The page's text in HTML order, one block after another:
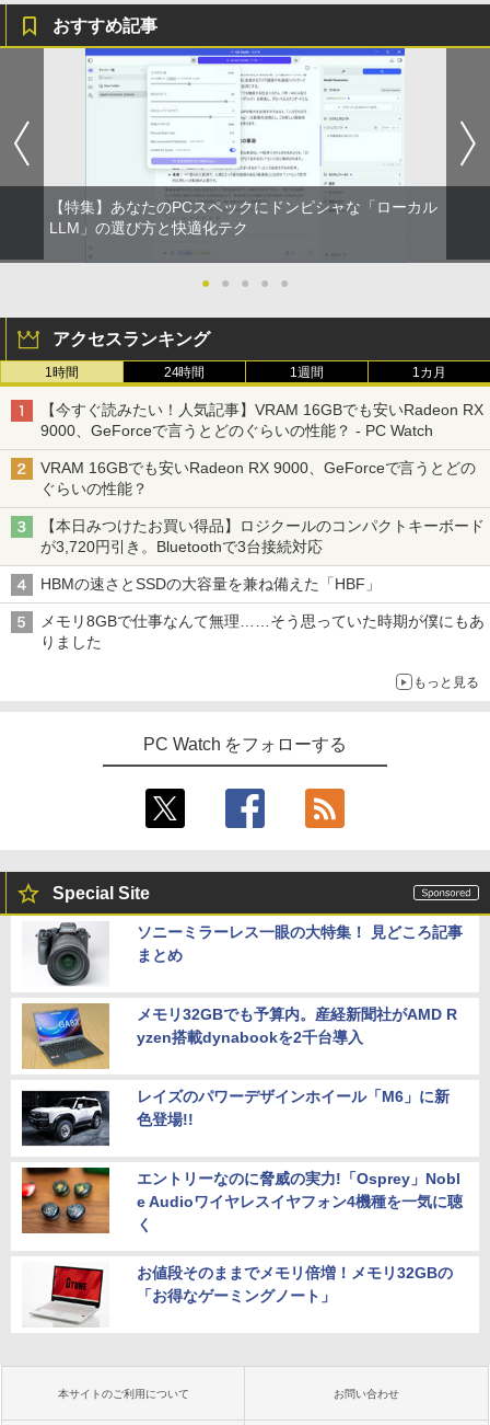
おすすめ記事
【特集】あなたのPCスペックにドンピシャな「ローカル
LLM」の選び方と快適化テク
● ● ● ● ●
アクセスランキング
1時間 24時間 1週間 1カ月
【今すぐ読みたい！人気記事】VRAM 16GBでも安いRadeon RX
9000、GeForceで言うとどのぐらいの性能？ - PC Watch
VRAM 16GBでも安いRadeon RX 9000、GeForceで言うとどの
ぐらいの性能？
【本日みつけたお買い得品】ロジクールのコンパクトキーボード
が3,720円引き。Bluetoothで3台接続対応
HBMの速さとSSDの大容量を兼ね備えた「HBF」
メモリ8GBで仕事なんて無理……そう思っていた時期が僕にもあ
りました
もっと見る
PC Watch をフォローする
Special Site
ソニーミラーレス一眼の大特集！ 見どころ記事
まとめ
メモリ32GBでも予算内。産経新聞社がAMD R
yzen搭載dynabookを2千台導入
レイズのパワーデザインホイール「M6」に新
色登場!!
エントリーなのに脅威の実力!「Osprey」Nobl
e Audioワイヤレスイヤフォン4機種を一気に聴
く
お値段そのままでメモリ倍増！メモリ32GBの
「お得なゲーミングノート」
本サイトのご利用について お問い合わせ